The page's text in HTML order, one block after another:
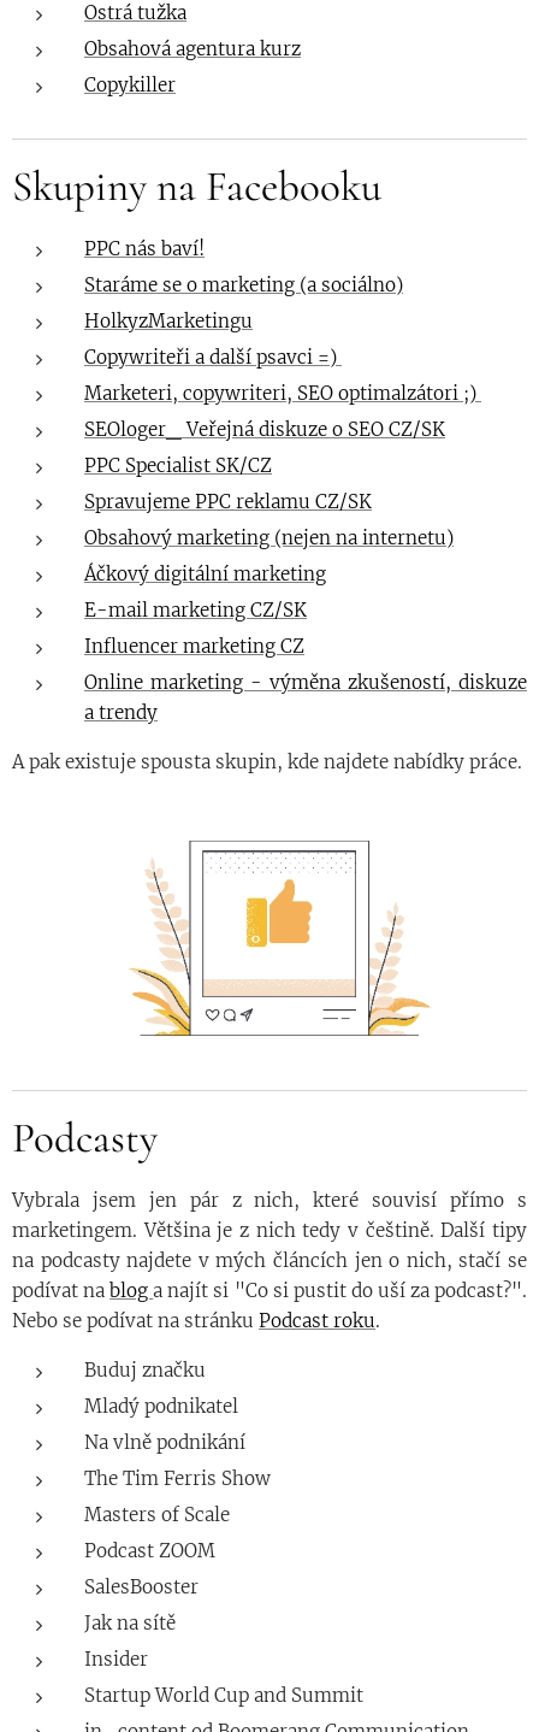
Ostrá tužka
Obsahová agentura kurz
Copykiller
Skupiny na Facebooku
PPC nás baví!
Staráme se o marketing (a sociálno)
HolkyzMarketingu
Copywriteři a další psavci =)
Marketeri, copywriteri, SEO optimalzátori ;)
SEOloger_ Veřejná diskuze o SEO CZ/SK
PPC Specialist SK/CZ
Spravujeme PPC reklamu CZ/SK
Obsahový marketing (nejen na internetu)
Áčkový digitální marketing
E-mail marketing CZ/SK
Influencer marketing CZ
Online marketing - výměna zkušeností, diskuze
a trendy
A pak existuje spousta skupin, kde najdete nabídky práce.
Podcasty
Vybrala jsem jen pár z nich, které souvisí přímo s
marketingem. Většina je z nich tedy v češtině. Další tipy
na podcasty najdete v mých článcích jen o nich, stačí se
podívat na bloga najít si "Co si pustit do uší za podcast?".
Nebo se podívat na stránku Podcast roku.
Buduj značku
Mladý podnikatel
Na vlně podnikání
The Tim Ferris Show
Masters of Scale
Podcast ZOOM
SalesBooster
Jak na sítě
Insider
Startup World Cup and Summit